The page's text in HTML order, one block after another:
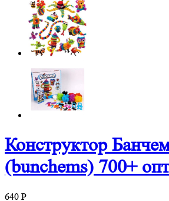
Конструктор
(bunchems) 700+
640 P